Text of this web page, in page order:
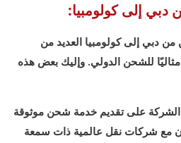
دبي إلى كولومبيا:
دبي إلى كولومبيا العديد من
مثاليًا للشحن الدولي. وإليك بعض هذه
على تقديم خدمة شحن موثوقة
مع شركات نقل عالمية ذات سمعة